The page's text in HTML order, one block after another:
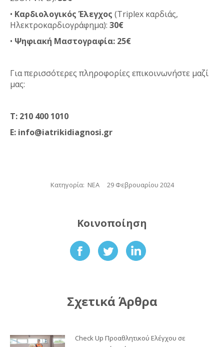
• Καρδιολογικός Έλεγχος (Triplex καρδιάς,
Ηλεκτροκαρδιογράφημα): 30€
• Ψηφιακή Μαστογραφία: 25€
Για περισσότερες πληροφορίες επικοινωνήστε μαζί
μας:
Τ: 210 400 1010
Ε: info@iatrikidiagnosi.gr
Κατηγορία: ΝΕΑ 29 Φεβρουαρίου 2024
Κοινοποίηση
ShareShareShare
Σχετικά Άρθρα
Check Up Προαθλητικού Ελέγχου σε